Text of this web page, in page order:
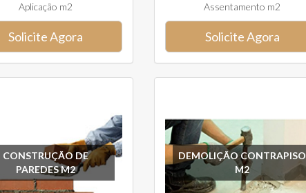
Aplicação m2
Solicite Agora
Assentamento m2
Solicite Agora
CONSTRUÇÃO DE
PAREDES M2
DEMOLIÇÃO CONTRAPISO
M2